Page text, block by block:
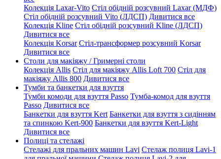
Колекція Laxar-Vito Стіл обідній розсувний Laxar (МДФ)
Стіл обідній розсувний Vito (ЛДСП) Дивитися все
Колекція Kline Стіл обідній розсувний Kline (ЛДСП)
Дивитися все
Колекція Korsar Стіл-трансформер розсувний Korsar
Дивитися все
Столи для макіяжу / Гримерні столи
Колекція Allis Стіл для макіяжу Allis Loft 700 Стіл для
макіяжу Allis 800 Дивитися все
Тумби та банкетки для взуття
Тумби комоди для взуття Passo Тумба-комод для взуття
Passo Дивитися все
Банкетки для взуття Kert Банкетки для взуття з сидінням
та спинкою Kert-900 Банкетки для взуття Kert-Light
Дивитися все
Полиці та стелажі
Стелажі для пральних машин Lavi Стелаж полиця Lavi-1